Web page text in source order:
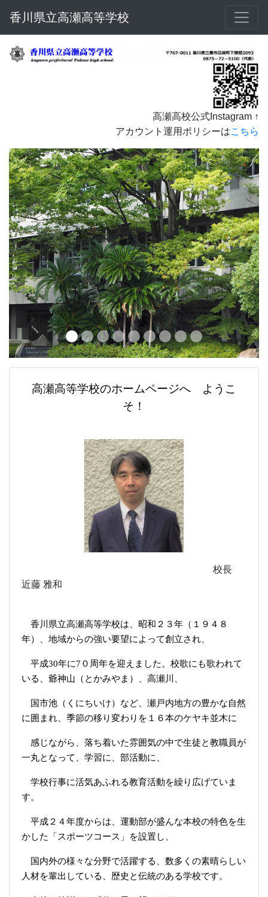
香川県立高瀬高等学校
高瀬高校公式Instagram ↑
アカウント運用ポリシーはこちら
高瀬高等学校のホームページへ ようこ
そ！
校長
近藤 雅和
香川県立高瀬高等学校は、昭和２３年（１９４８
年）、地域からの強い要望によって創立され、
平成30年に7０周年を迎えました。校歌にも歌われて
いる、爺神山（とかみやま）、高瀬川、
国市池（くにちいけ）など、瀬戸内地方の豊かな自然
に囲まれ、季節の移り変わりを１６本のケヤキ並木に
感じながら、落ち着いた雰囲気の中で生徒と教職員が
一丸となって、学習に、部活動に、
学校行事に活気あふれる教育活動を繰り広げていま
す。
平成２４年度からは、運動部が盛んな本校の特色を生
かした「スポーツコース」を設置し、
国内外の様々な分野で活躍する、数多くの素晴らしい
人材を輩出している、歴史と伝統のある学校です。